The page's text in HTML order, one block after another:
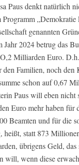
Paus denkt natürlich
Programm „Demokratie
genannten
Jahr 2024 betrug das
Milliarden Euro.
den Familien, noch
schon auf 0,67
Paus will eben nicht
Euro mehr haben für
Beamten und für die
heißt, statt 873
übrigens Geld,
will, wenn diese